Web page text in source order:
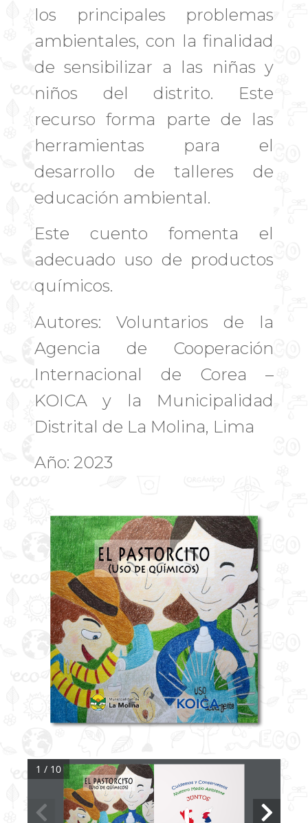
los principales problemas
ambientales, con la finalidad
de sensibilizar a las niñas y
niños del distrito. Este
recurso forma parte de las
herramientas para el
desarrollo de talleres de
educación ambiental.
Este cuento fomenta el
adecuado uso de productos
químicos.
Autores: Voluntarios de la
Agencia de Cooperación
Internacional de Corea –
KOICA y la Municipalidad
Distrital de La Molina, Lima
Año: 2023
1 / 10